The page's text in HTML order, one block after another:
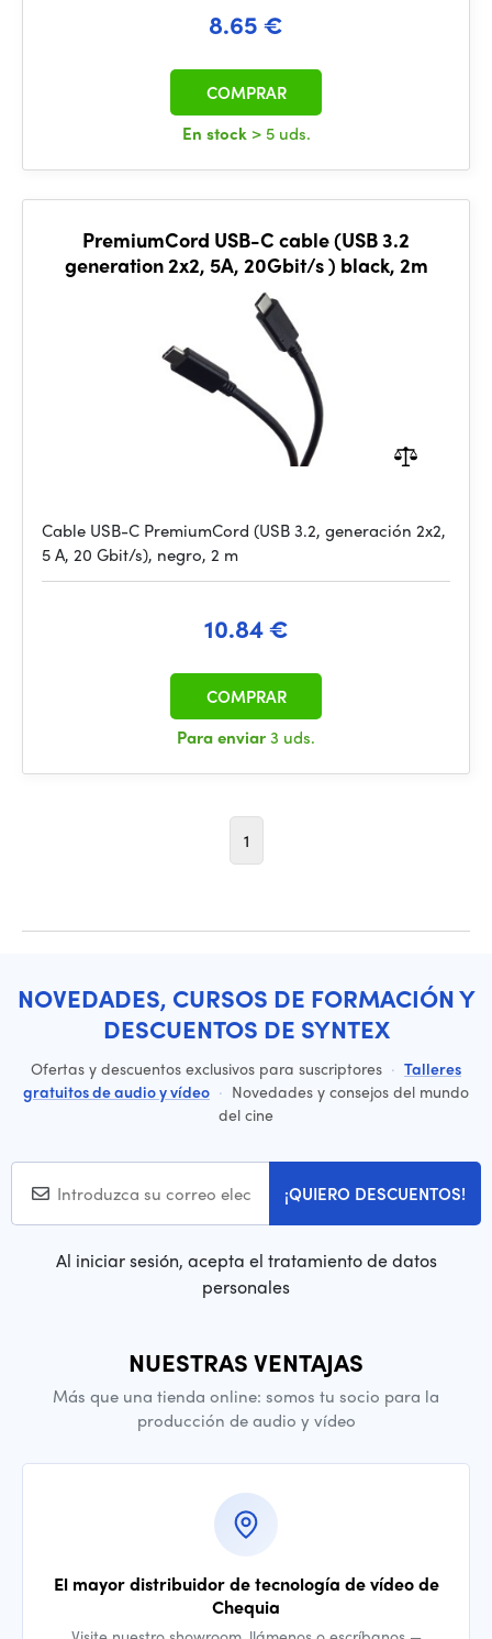
8.65 €
En stock > 5 uds.
COMPRAR
PremiumCord USB-C cable (USB 3.2
generation 2x2, 5A, 20Gbit/s ) black, 2m
Cable USB-C PremiumCord (USB 3.2, generación 2x2,
5 A, 20 Gbit/s), negro, 2 m
10.84 €
Para enviar3 uds.
COMPRAR
1
NOVEDADES, CURSOS DE FORMACIÓN Y
DESCUENTOS DE SYNTEX
Ofertas y descuentos exclusivos para suscriptores · Talleres
gratuitos de audio y vídeo · Novedades y consejos del mundo
del cine
¡QUIERO DESCUENTOS!
Al iniciar sesión, acepta el tratamiento de datos
personales
NUESTRAS VENTAJAS
Más que una tienda online: somos tu socio para la
producción de audio y vídeo
El mayor distribuidor de tecnología de vídeo de
Chequia